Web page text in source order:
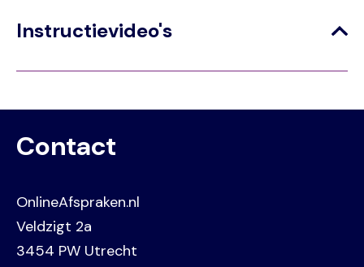
Instructievideo's
Contact
OnlineAfspraken.nl
Veldzigt 2a
3454 PW Utrecht